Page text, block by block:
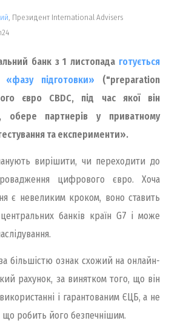
, Президент International Advisers
банк з 1 листопада готується
«фазу підготовки» ("preparation
євро CBDC, під час якої він
обере партнерів у приватному
та експерименти».
вирішити, чи переходити до
цифрового євро. Хоча
є невеликим кроком, воно ставить
банків країн G7 і може
більшістю ознак схожий на онлайн-
рахунок, за винятком того, що він
і гарантованим ЄЦБ, а не
робить його безпечнішим.